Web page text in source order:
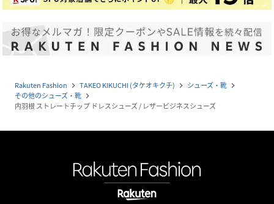
Rakuten Fashion navigate_next TAKEO KIKUCHI (タケオキクチ) navigate_next シューズ・靴 navigate_next
その他のシューズ・靴 navigate_next
内羽根 ストレートチップ ドレスシューズ / レザービジネスシューズ